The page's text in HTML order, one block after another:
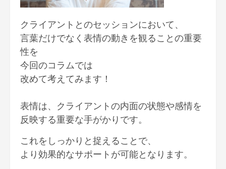
クライアントとのセッションにおいて、
言葉だけでなく表情の動きを観ることの重要
性を
今回のコラムでは
改めて考えてみます！
表情は、クライアントの内面の状態や感情を
反映する重要な手がかりです。
これをしっかりと捉えることで、
より効果的なサポートが可能となります。